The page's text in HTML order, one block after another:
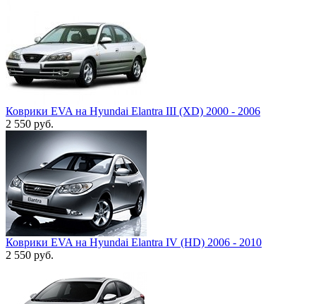
Коврики EVA на Hyundai Elantra III (XD) 2000 - 2006
2 550 руб.
Коврики EVA на Hyundai Elantra IV (HD) 2006 - 2010
2 550 руб.